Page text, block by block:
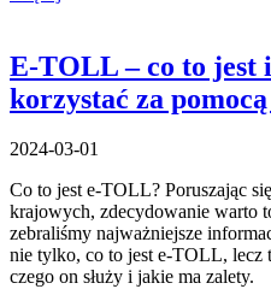
E-TOLL – co to jest
korzystać za
2024-03-01
Co to jest e-TOLL? Poruszając
krajowych, zdecydowanie warto
zebraliśmy najważniejsze
nie tylko, co to jest e-TOLL, lecz
czego on służy i jakie ma zalety.